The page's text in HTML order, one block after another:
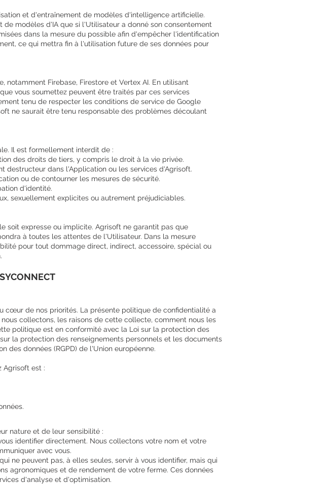
et d'entraînement de modèles d'intelligence artificielle.
modèles d'IA que si l'Utilisateur a donné son consentement
dans la mesure du possible afin d'empêcher l'identification
ce qui mettra fin à l'utilisation future de ses données pour
notamment Firebase, Firestore et Vertex AI. En utilisant
vous soumettez peuvent être traités par ces services
tenu de respecter les conditions de service de Google
ne saurait être tenu responsable des problèmes découlant
Il est formellement interdit de :
des droits de tiers, y compris le droit à la vie privée.
destructeur dans l'Application ou les services d'Agrisoft.
ou de contourner les mesures de sécurité.
d'identité.
sexuellement explicites ou autrement préjudiciables.
soit expresse ou implicite. Agrisoft ne garantit pas que
à toutes les attentes de l'Utilisateur. Dans la mesure
pour tout dommage direct, indirect, accessoire, spécial ou
cœur de nos priorités. La présente politique de confidentialité a
collectons, les raisons de cette collecte, comment nous les
politique est en conformité avec la Loi sur la protection des
la protection des renseignements personnels et les documents
des données (RGPD) de l'Union européenne.
Agrisoft est :
nature et de leur sensibilité :
identifier directement. Nous collectons votre nom et votre
avec vous.
ne peuvent pas, à elles seules, servir à vous identifier, mais qui
agronomiques et de rendement de votre ferme. Ces données
d'analyse et d'optimisation.